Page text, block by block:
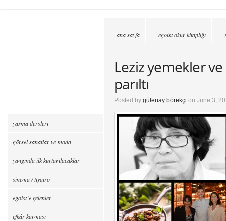
ana sayfa egoist okur kitaplığı
Leziz yemekler
parıltı
Posted by gülenay börekçi on June 3,
yazma dersleri
görsel sanatlar ve moda
yangında ilk kurtarılacaklar
sinema / tiyatro
egoist’e gelenler
efkâr karması